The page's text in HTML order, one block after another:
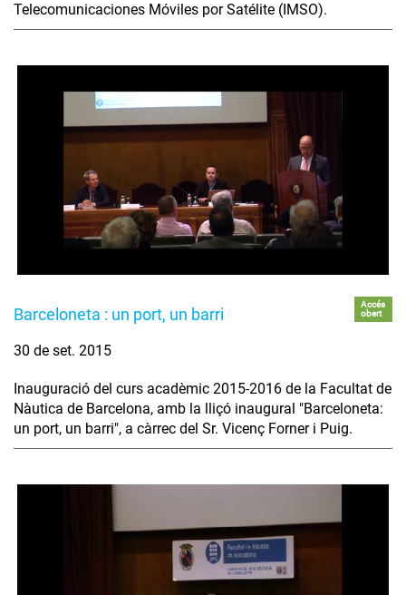
Telecomunicaciones Móviles por Satélite (IMSO).
Barceloneta : un port, un barri
Accés
obert
30 de set. 2015
Inauguració del curs acadèmic 2015-2016 de la Facultat de
Nàutica de Barcelona, amb la lliçó inaugural "Barceloneta:
un port, un barri", a càrrec del Sr. Vicenç Forner i Puig.